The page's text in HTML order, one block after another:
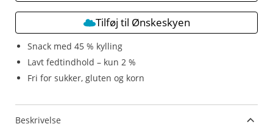
Snack med 45 % kylling
Lavt fedtindhold – kun 2 %
Fri for sukker, gluten og korn
Tilføj til Ønskeskyen
Beskrivelse